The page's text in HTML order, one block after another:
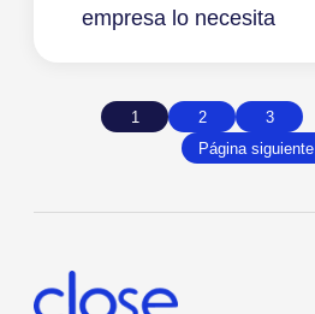
empresa lo necesita
1 2 3
Página siguiente